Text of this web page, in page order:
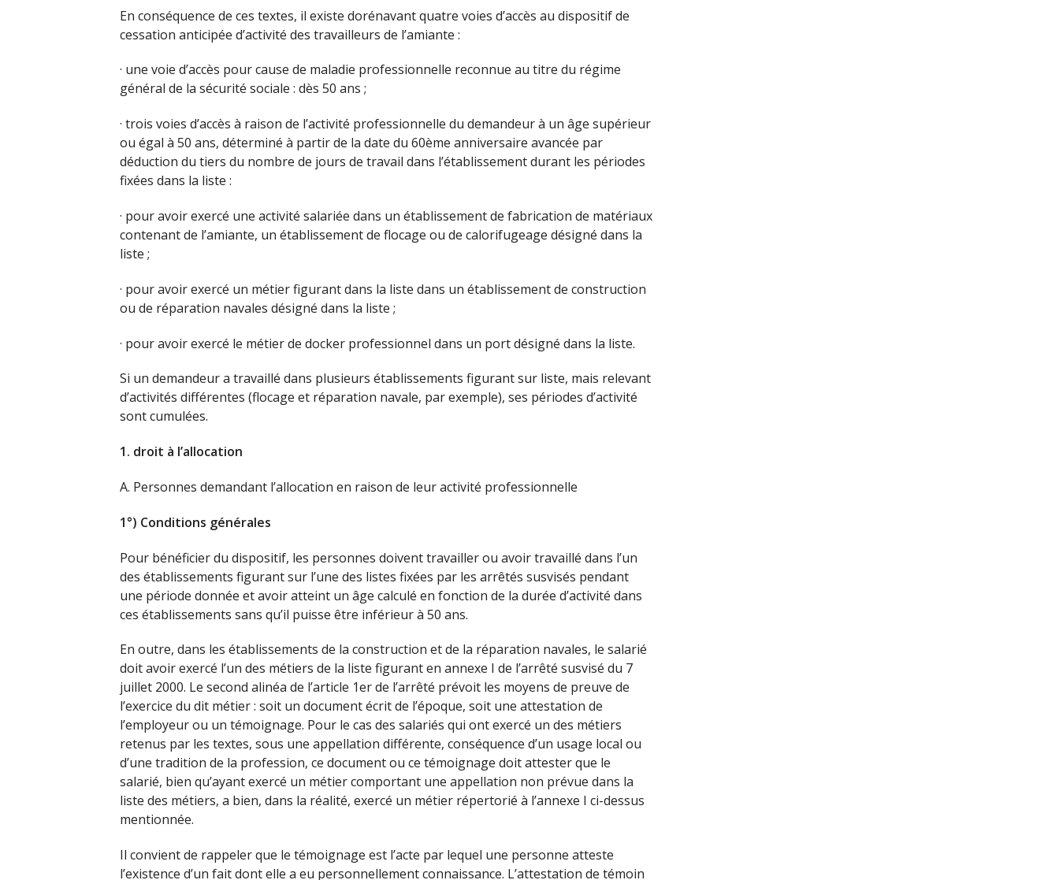
En conséquence de ces textes, il existe dorénavant quatre voies d’accès au dispositif de
cessation anticipée d’activité des travailleurs de l’amiante :
· une voie d’accès pour cause de maladie professionnelle reconnue au titre du régime
général de la sécurité sociale : dès 50 ans ;
· trois voies d’accès à raison de l’activité professionnelle du demandeur à un âge supérieur
ou égal à 50 ans, déterminé à partir de la date du 60ème anniversaire avancée par
déduction du tiers du nombre de jours de travail dans l’établissement durant les périodes
fixées dans la liste :
· pour avoir exercé une activité salariée dans un établissement de fabrication de matériaux
contenant de l’amiante, un établissement de flocage ou de calorifugeage désigné dans la
liste ;
· pour avoir exercé un métier figurant dans la liste dans un établissement de construction
ou de réparation navales désigné dans la liste ;
· pour avoir exercé le métier de docker professionnel dans un port désigné dans la liste.
Si un demandeur a travaillé dans plusieurs établissements figurant sur liste, mais relevant
d’activités différentes (flocage et réparation navale, par exemple), ses périodes d’activité
sont cumulées.
1. droit à l’allocation
A. Personnes demandant l’allocation en raison de leur activité professionnelle
1°) Conditions générales
Pour bénéficier du dispositif, les personnes doivent travailler ou avoir travaillé dans l’un
des établissements figurant sur l’une des listes fixées par les arrêtés susvisés pendant
une période donnée et avoir atteint un âge calculé en fonction de la durée d’activité dans
ces établissements sans qu’il puisse être inférieur à 50 ans.
En outre, dans les établissements de la construction et de la réparation navales, le salarié
doit avoir exercé l’un des métiers de la liste figurant en annexe I de l’arrêté susvisé du 7
juillet 2000. Le second alinéa de l’article 1er de l’arrêté prévoit les moyens de preuve de
l’exercice du dit métier : soit un document écrit de l’époque, soit une attestation de
l’employeur ou un témoignage. Pour le cas des salariés qui ont exercé un des métiers
retenus par les textes, sous une appellation différente, conséquence d’un usage local ou
d’une tradition de la profession, ce document ou ce témoignage doit attester que le
salarié, bien qu’ayant exercé un métier comportant une appellation non prévue dans la
liste des métiers, a bien, dans la réalité, exercé un métier répertorié à l’annexe I ci-dessus
mentionnée.
Il convient de rappeler que le témoignage est l’acte par lequel une personne atteste
l’existence d’un fait dont elle a eu personnellement connaissance. L’attestation de témoin